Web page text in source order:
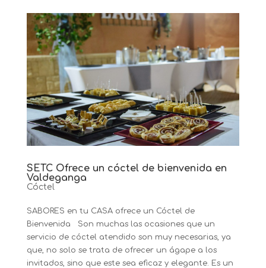
SETC Ofrece un cóctel de bienvenida en
Valdeganga
Cóctel
SABORES en tu CASA ofrece un Cóctel de
Bienvenida Son muchas las ocasiones que un
servicio de cóctel atendido son muy necesarias, ya
que, no solo se trata de ofrecer un ágape a los
invitados, sino que este sea eficaz y elegante. Es un